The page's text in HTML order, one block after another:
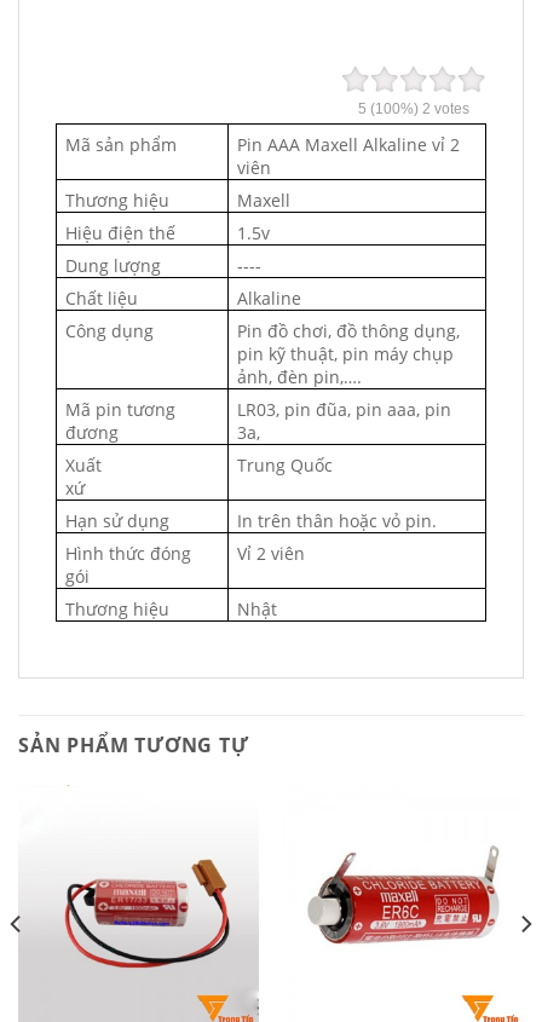
5 (100%) 2 votes
Mã sản phẩm
Pin AAA Maxell Alkaline vỉ 2
viên
Thương hiệu
Maxell
Hiệu điện thế
1.5v
Dung lượng
----
Chất liệu
Alkaline
Công dụng
Pin đồ chơi, đồ thông dụng,
pin kỹ thuật, pin máy chụp
ảnh, đèn pin,….
Mã pin tương
đương
LR03, pin đũa, pin aaa, pin
3a,
Xuất
xứ
Trung Quốc
Hạn sử dụng
In trên thân hoặc vỏ pin.
Hình thức đóng
gói
Vỉ 2 viên
Thương hiệu Nhật
SẢN PHẨM TƯƠNG TỰ